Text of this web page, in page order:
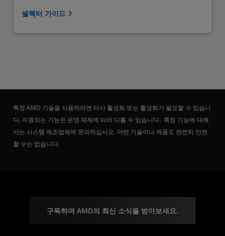
셀렉터 가이드
특정 AMD 기술을 사용하려면 타사 활성화 또는 활성화가 필요할 수 있습니
다. 지원되는 기능은 운영 체제에 따라 다를 수 있습니다. 특정 기능에 대해
서는 시스템 제조업체에 문의하십시오. 어떤 기술이나 제품도 완전히 안전
할 수는 없습니다.
구독하여 AMD의 최신 소식을 받아보세요.